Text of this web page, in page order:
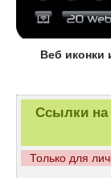
Веб иконки
Ссылки на
Только для